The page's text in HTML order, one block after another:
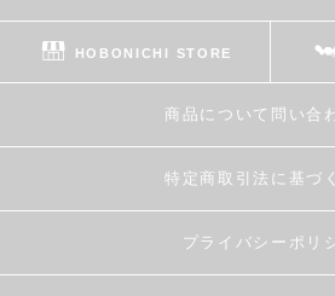
HOBONICHI STORE
商品について問い合
特定商取引法に基づ
プライバシーポリ